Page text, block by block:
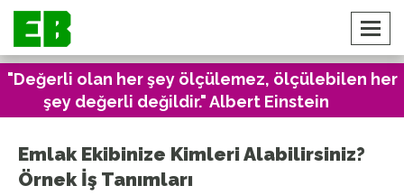
"Değerli olan her şey ölçülemez, ölçülebilen her
şey değerli değildir." Albert Einstein
Emlak Ekibinize Kimleri Alabilirsiniz?
Örnek İş Tanımları